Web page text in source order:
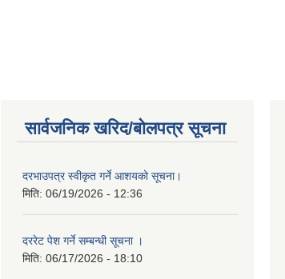
सार्वजनिक खरिद/बोलपत्र सूचना
दरभाउपत्र स्वीकृत गर्ने आशयको सूचना।
मिति: 06/19/2026 - 12:36
दररेट पेश गर्ने सम्बन्धी सूचना ।
मिति: 06/17/2026 - 18:10